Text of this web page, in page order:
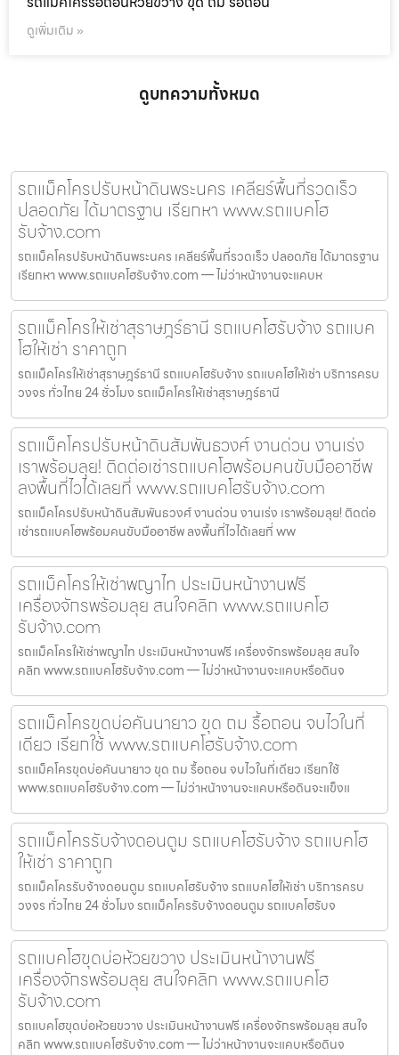
ดูเพิ่มเติม »
ดูบทความทั้งหมด
รถแม็คโครปรับหน้าดินพระนคร เคลียร์พื้นที่รวดเร็ว
ปลอดภัย ได้มาตรฐาน เรียกหา www.รถแบคโฮ
รับจ้าง.com
รถแม็คโครปรับหน้าดินพระนคร เคลียร์พื้นที่รวดเร็ว ปลอดภัย ได้มาตรฐาน
เรียกหา www.รถแบคโฮรับจ้าง.com — ไม่ว่าหน้างานจะแคบห
รถแม็คโครให้เช่าสุราษฎร์ธานี รถแบคโฮรับจ้าง รถแบค
โฮให้เช่า ราคาถูก
รถแม็คโครให้เช่าสุราษฎร์ธานี รถแบคโฮรับจ้าง รถแบคโฮให้เช่า บริการครบ
วงจร ทั่วไทย 24 ชั่วโมง รถแม็คโครให้เช่าสุราษฎร์ธานี
รถแม็คโครปรับหน้าดินสัมพันธวงศ์ งานด่วน งานเร่ง
เราพร้อมลุย! ติดต่อเช่ารถแบคโฮพร้อมคนขับมืออาชีพ
ลงพื้นที่ไวได้เลยที่ www.รถแบคโฮรับจ้าง.com
รถแม็คโครปรับหน้าดินสัมพันธวงศ์ งานด่วน งานเร่ง เราพร้อมลุย! ติดต่อ
เช่ารถแบคโฮพร้อมคนขับมืออาชีพ ลงพื้นที่ไวได้เลยที่ ww
รถแม็คโครให้เช่าพญาไท ประเมินหน้างานฟรี
เครื่องจักรพร้อมลุย สนใจคลิก www.รถแบคโฮ
รับจ้าง.com
รถแม็คโครให้เช่าพญาไท ประเมินหน้างานฟรี เครื่องจักรพร้อมลุย สนใจ
คลิก www.รถแบคโฮรับจ้าง.com — ไม่ว่าหน้างานจะแคบหรือดินจ
รถแม็คโครขุดบ่อคันนายาว ขุด ถม รื้อถอน จบไวในที่
เดียว เรียกใช้ www.รถแบคโฮรับจ้าง.com
รถแม็คโครขุดบ่อคันนายาว ขุด ถม รื้อถอน จบไวในที่เดียว เรียกใช้
www.รถแบคโฮรับจ้าง.com — ไม่ว่าหน้างานจะแคบหรือดินจะแข็งแ
รถแม็คโครรับจ้างดอนตูม รถแบคโฮรับจ้าง รถแบคโฮ
ให้เช่า ราคาถูก
รถแม็คโครรับจ้างดอนตูม รถแบคโฮรับจ้าง รถแบคโฮให้เช่า บริการครบ
วงจร ทั่วไทย 24 ชั่วโมง รถแม็คโครรับจ้างดอนตูม รถแบคโฮรับจ
รถแบคโฮขุดบ่อห้วยขวาง ประเมินหน้างานฟรี
เครื่องจักรพร้อมลุย สนใจคลิก www.รถแบคโฮ
รับจ้าง.com
รถแบคโฮขุดบ่อห้วยขวาง ประเมินหน้างานฟรี เครื่องจักรพร้อมลุย สนใจ
คลิก www.รถแบคโฮรับจ้าง.com — ไม่ว่าหน้างานจะแคบหรือดินจ